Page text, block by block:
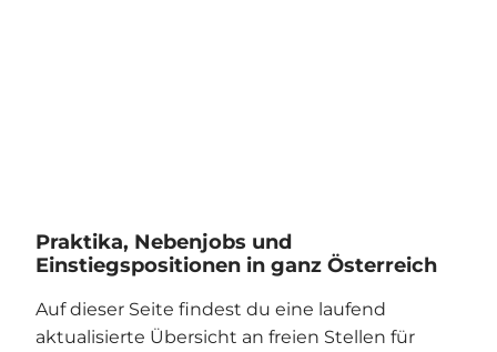
Praktika, Nebenjobs und
Einstiegspositionen in ganz Österreich
Auf dieser Seite findest du eine laufend
aktualisierte Übersicht an freien Stellen für